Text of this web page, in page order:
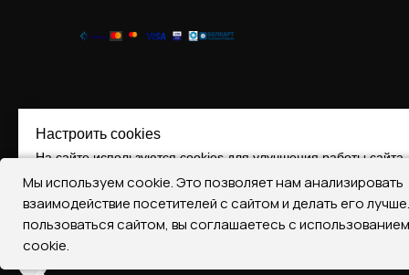
Настроить cookies
На сайте используются cookies для улучшения работы сайта.
Принять все Отклонить все Настроить
Регистрация № 290393787,
Мы используем cookie. Это позволяет нам анализировать
взаимодействие посетителей с сайтом и делать его
пользоваться сайтом, вы соглашаетесь с
cookie.